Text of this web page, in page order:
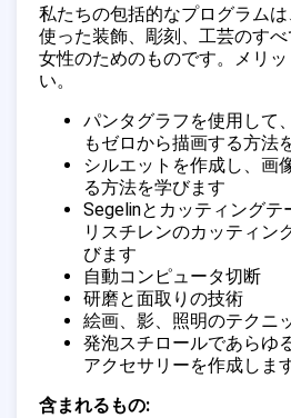
私たちの包括的なプログラム
使った装飾、彫刻、工芸のす
女性のためのものです。メリ
い。
パンタグラフを使用して
もゼロから描画する方法
シルエットを作成し、画
る方法を学びます
Segelinとカッティングテ
リスチレンのカッティン
びます
自動コンピュータ切断
研磨と面取りの技術
絵画、影、照明のテクニ
発泡スチロールであらゆ
アクセサリーを作成しま
含まれるもの: